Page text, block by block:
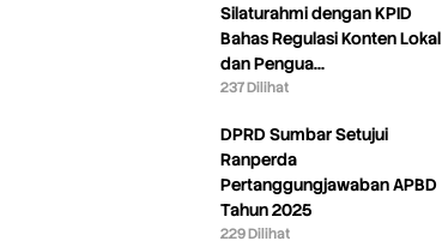
Silaturahmi dengan KPID
Bahas Regulasi Konten Lokal
dan Pengua…
237 Dilihat
DPRD Sumbar Setujui
Ranperda
Pertanggungjawaban APBD
Tahun 2025
229 Dilihat